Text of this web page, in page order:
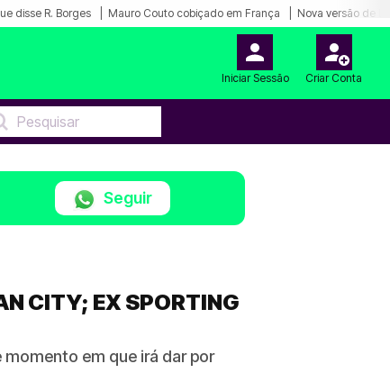
disse R. Borges Mauro Couto cobiçado em França Nova versão de
Iniciar Sessão Criar Conta
Seguir
CITY; EX SPORTING
em que irá dar por